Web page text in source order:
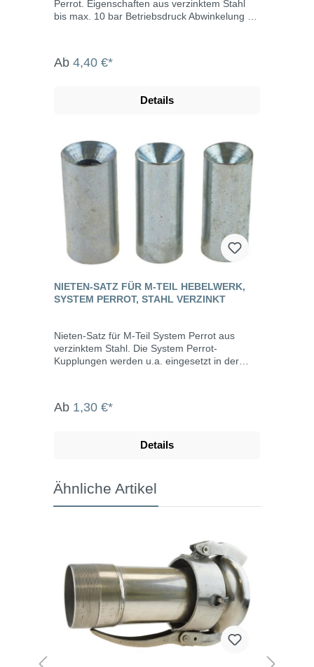
Perrot. Eigenschaften aus verzinktem Stahl
bis max. 10 bar Betriebsdruck Abwinkelung bis
Bauwirtschaft, dem Tunnel- und Straßenbau,
Ab 4,40 €*
Details
NIETEN-SATZ FÜR M-TEIL HEBELWERK,
SYSTEM PERROT, STAHL VERZINKT
Nieten-Satz für M-Teil System Perrot aus
verzinktem Stahl. Die System Perrot-
Kupplungen werden u.a. eingesetzt in der
Kläranlagen, bei der Fäkalienabfuhr und dem
Ab 1,30 €*
Details
Ähnliche Artikel